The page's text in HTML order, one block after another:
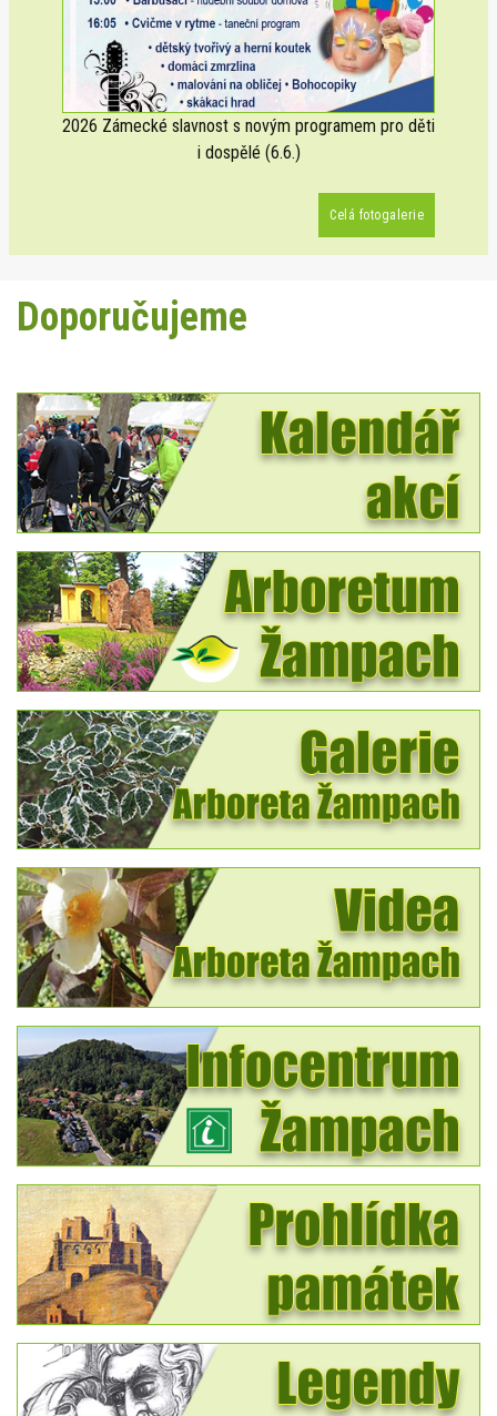
2026 Zámecké slavnost s novým programem pro děti
i dospělé (6.6.)
Celá fotogalerie
Doporučujeme